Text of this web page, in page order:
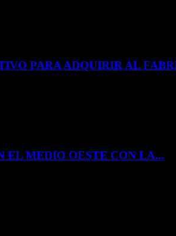
PARA ADQUIRIR AL
EL MEDIO OESTE CON LA...